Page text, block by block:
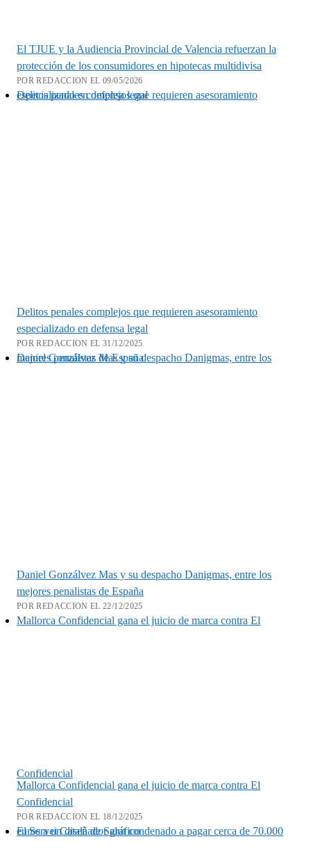
El TJUE y la Audiencia Provincial de Valencia refuerzan la
protección de los consumidores en hipotecas multidivisa
POR REDACCION EL 09/05/2026
Delitos penales complejos que requieren asesoramiento especializado en defensa legal
Delitos penales complejos que requieren asesoramiento
especializado en defensa legal
POR REDACCION EL 31/12/2025
Daniel Gonzálvez Mas y su despacho Danigmas, entre los mejores penalistas de España
Daniel Gonzálvez Mas y su despacho Danigmas, entre los
mejores penalistas de España
POR REDACCION EL 22/12/2025
Mallorca Confidencial gana el juicio de marca contra El
Confidencial
Mallorca Confidencial gana el juicio de marca contra El
Confidencial
POR REDACCION EL 18/12/2025
El Servei Català de Salut condenado a pagar cerca de 70.000 euros a un diseñador gráfico